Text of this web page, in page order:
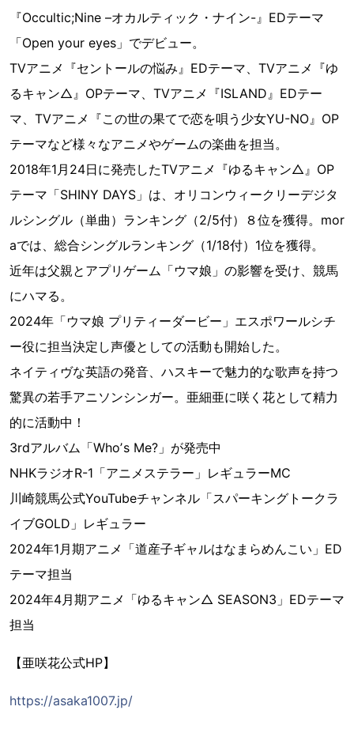
『Occultic;Nine –オカルティック・ナイン-』EDテーマ
「Open your eyes」でデビュー。
TVアニメ『セントールの悩み』EDテーマ、TVアニメ『ゆ
るキャン△』OPテーマ、TVアニメ『ISLAND』EDテー
マ、TVアニメ『この世の果てで恋を唄う少女YU-NO』OP
テーマなど様々なアニメやゲームの楽曲を担当。
2018年1月24日に発売したTVアニメ『ゆるキャン△』OP
テーマ「SHINY DAYS」は、オリコンウィークリーデジタ
ルシングル（単曲）ランキング（2/5付）８位を獲得。mor
aでは、総合シングルランキング（1/18付）1位を獲得。
近年は父親とアプリゲーム「ウマ娘」の影響を受け、競馬
にハマる。
2024年「ウマ娘 プリティーダービー」エスポワールシチ
ー役に担当決定し声優としての活動も開始した。
ネイティヴな英語の発音、ハスキーで魅力的な歌声を持つ
驚異の若手アニソンシンガー。亜細亜に咲く花として精力
的に活動中！
3rdアルバム「Whoʼs Me?」が発売中
NHKラジオR-1「アニメステラー」レギュラーMC
川崎競馬公式YouTubeチャンネル「スパーキングトークラ
イブGOLD」レギュラー
2024年1月期アニメ「道産子ギャルはなまらめんこい」ED
テーマ担当
2024年4月期アニメ「ゆるキャン△ SEASON3」EDテーマ
担当
【亜咲花公式HP】
https://asaka1007.jp/